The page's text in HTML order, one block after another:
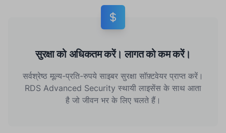
सुरक्षा को अधिकतम करें। लागत को कम करें।
सर्वश्रेष्ठ मूल्य-प्रति-रुपये साइबर सुरक्षा सॉफ़्टवेयर प्राप्त करें।
RDS Advanced Security स्थायी लाइसेंस के साथ आता
है जो जीवन भर के लिए चलते हैं।